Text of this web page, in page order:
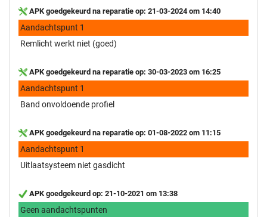
APK goedgekeurd na reparatie op: 21-03-2024 om 14:40
Aandachtspunt 1
Remlicht werkt niet (goed)
APK goedgekeurd na reparatie op: 30-03-2023 om 16:25
Aandachtspunt 1
Band onvoldoende profiel
APK goedgekeurd na reparatie op: 01-08-2022 om 11:15
Aandachtspunt 1
Uitlaatsysteem niet gasdicht
APK goedgekeurd op: 21-10-2021 om 13:38
Geen aandachtspunten